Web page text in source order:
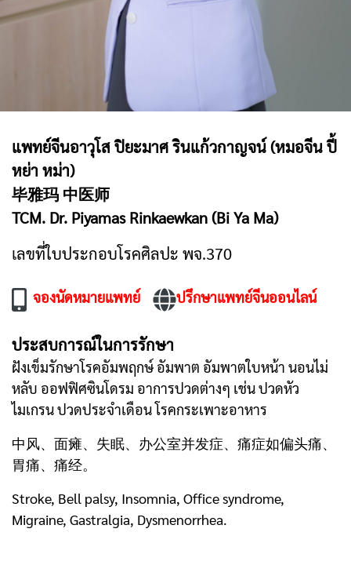
แพทย์จีนอาวุโส ปิยะมาศ รินแก้วกาญจน์ (หมอจีน ปี้
หย่า หม่า)
毕雅玛 中医师
TCM. Dr. Piyamas Rinkaewkan (Bi Ya Ma)
เลขที่ใบประกอบโรคศิลปะ พจ.370
จองนัดหมายแพทย์ ปรึกษาแพทย์จีนออนไลน์
ประสบการณ์ในการรักษา
ฝังเข็มรักษาโรคอัมพฤกษ์ อัมพาต อัมพาตใบหน้า นอนไม่
หลับ ออฟฟิศซินโดรม อาการปวดต่างๆ เช่น ปวดหัว
ไมเกรน ปวดประจำเดือน โรคกระเพาะอาหาร
中风、面瘫、失眠、办公室并发症、痛症如偏头痛、
胃痛、痛经。
Stroke, Bell palsy, Insomnia, Office syndrome,
Migraine, Gastralgia, Dysmenorrhea.